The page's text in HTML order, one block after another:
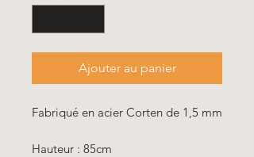
Ajouter au panier
Fabriqué en acier Corten de 1,5 mm
Hauteur : 85cm